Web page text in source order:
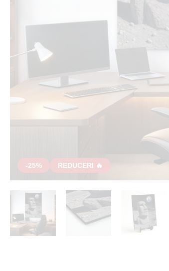
-25% REDUCERI 🔥